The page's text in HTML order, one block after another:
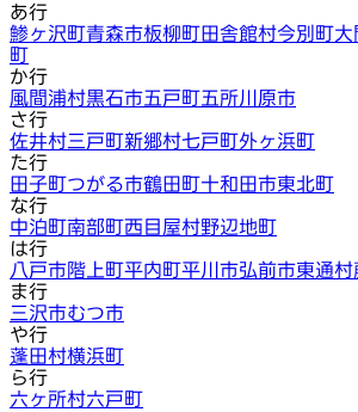
あ行
鯵ヶ沢町青森市板柳町田舎館村今別町大
町
か行
風間浦村黒石市五戸町五所川原市
さ行
佐井村三戸町新郷村七戸町外ヶ浜町
た行
田子町つがる市鶴田町十和田市東北町
な行
中泊町南部町西目屋村野辺地町
は行
八戸市階上町平内町平川市弘前市東通村
ま行
三沢市むつ市
や行
蓬田村横浜町
ら行
六ヶ所村六戸町